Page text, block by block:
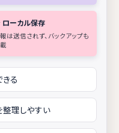
ーカル保存
は送信されず、バックアップも
きる
整理しやすい